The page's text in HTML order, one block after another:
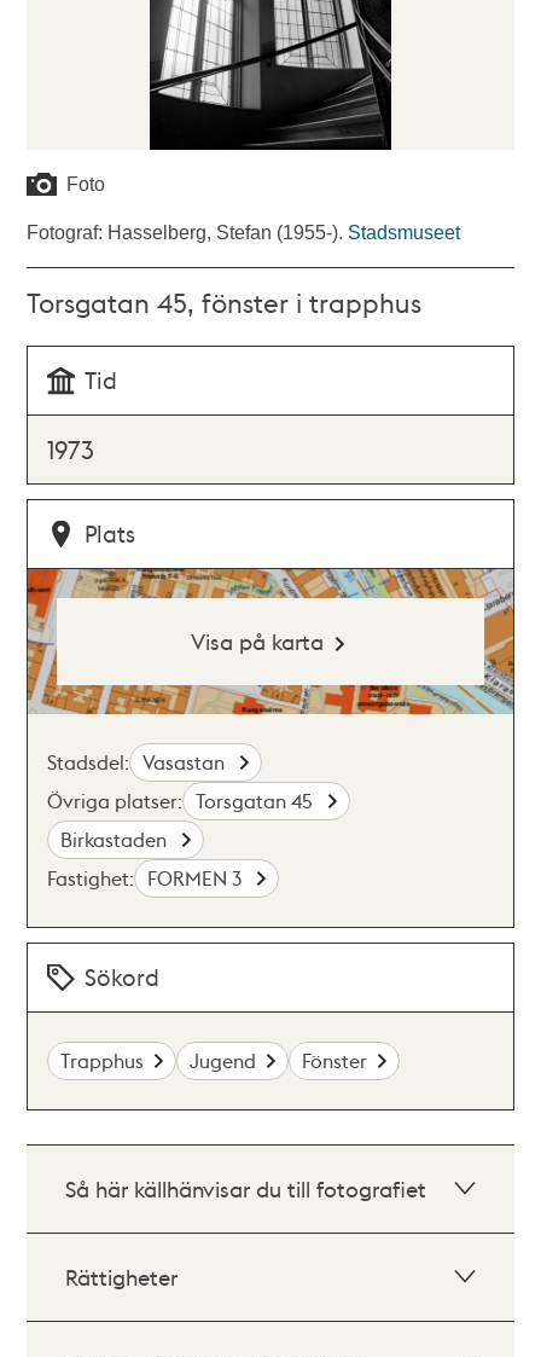
Foto
Fotograf: Hasselberg, Stefan (1955-). Stadsmuseet
Torsgatan 45, fönster i trapphus
Tid
1973
Plats
Visa på karta
Stadsdel: Vasastan
Övriga platser: Torsgatan 45
Birkastaden
Fastighet: FORMEN 3
Sökord
Trapphus Jugend Fönster
Så här källhänvisar du till fotografiet
Rättigheter